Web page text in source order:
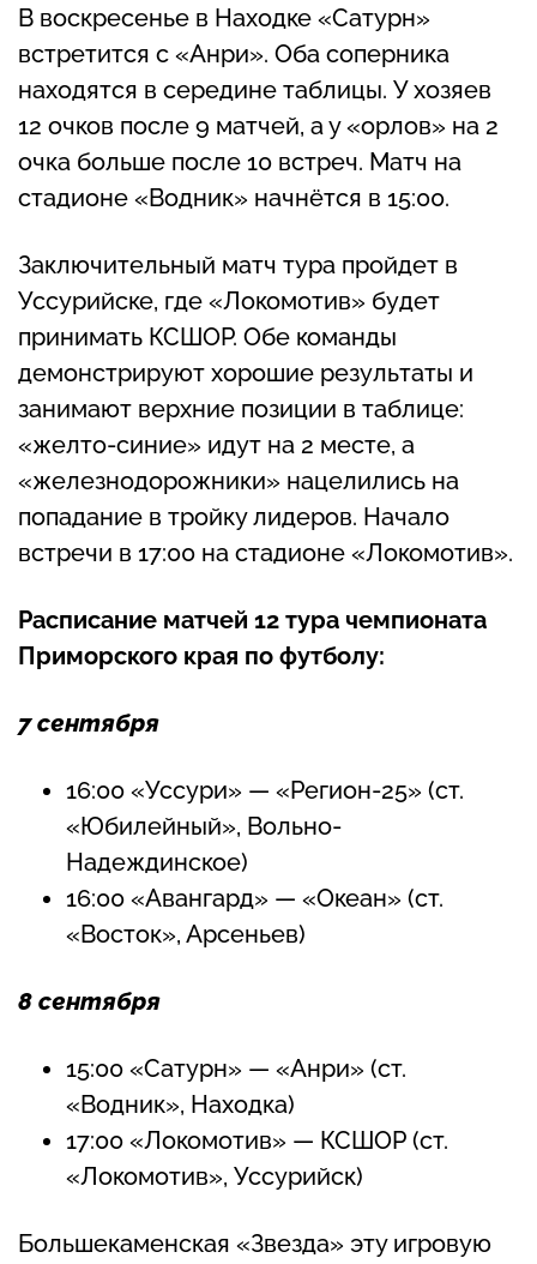
В воскресенье в Находке «Сатурн»
встретится с «Анри». Оба соперника
находятся в середине таблицы. У хозяев
12 очков после 9 матчей, а у «орлов» на 2
очка больше после 10 встреч. Матч на
стадионе «Водник» начнётся в 15:00.
Заключительный матч тура пройдет в
Уссурийске, где «Локомотив» будет
принимать КСШОР. Обе команды
демонстрируют хорошие результаты и
занимают верхние позиции в таблице:
«желто-синие» идут на 2 месте, а
«железнодорожники» нацелились на
попадание в тройку лидеров. Начало
встречи в 17:00 на стадионе «Локомотив».
Расписание матчей 12 тура чемпионата
Приморского края по футболу:
7 сентября
16:00 «Уссури» — «Регион-25» (ст.
«Юбилейный», Вольно-
Надеждинское)
16:00 «Авангард» — «Океан» (ст.
«Восток», Арсеньев)
8 сентября
15:00 «Сатурн» — «Анри» (ст.
«Водник», Находка)
17:00 «Локомотив» — КСШОР (ст.
«Локомотив», Уссурийск)
Большекаменская «Звезда» эту игровую